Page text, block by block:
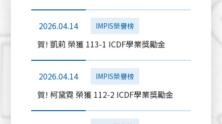
2026.04.14 IMPIS榮譽榜
賀! 凱莉 榮獲 113-1 ICDF學業獎勵金
2026.04.14 IMPIS榮譽榜
賀! 柯黛霓 榮獲 112-2 ICDF學業獎勵金